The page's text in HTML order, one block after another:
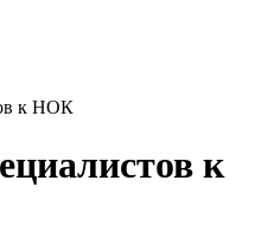
к НОК
к